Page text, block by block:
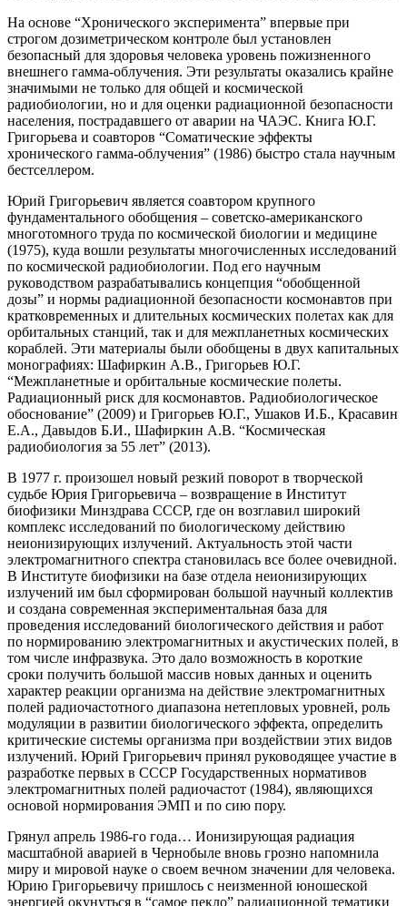
На основе “Хронического эксперимента” впервые при
строгом дозиметрическом контроле был установлен
безопасный для здоровья человека уровень пожизненного
внешнего гамма-облучения. Эти результаты оказались крайне
значимыми не только для общей и космической
радиобиологии, но и для оценки радиационной безопасности
населения, пострадавшего от аварии на ЧАЭС. Книга Ю.Г.
Григорьева и соавторов “Соматические эффекты
хронического гамма-облучения” (1986) быстро стала научным
бестселлером.
Юрий Григорьевич является соавтором крупного
фундаментального обобщения – советско-американского
многотомного труда по космической биологии и медицине
(1975), куда вошли результаты многочисленных исследований
по космической радиобиологии. Под его научным
руководством разрабатывались концепция “обобщенной
дозы” и нормы радиационной безопасности космонавтов при
кратковременных и длительных космических полетах как для
орбитальных станций, так и для межпланетных космических
кораблей. Эти материалы были обобщены в двух капитальных
монографиях: Шафиркин А.В., Григорьев Ю.Г.
“Межпланетные и орбитальные космические полеты.
Радиационный риск для космонавтов. Радиобиологическое
обоснование” (2009) и Григорьев Ю.Г., Ушаков И.Б., Красавин
Е.А., Давыдов Б.И., Шафиркин А.В. “Космическая
радиобиология за 55 лет” (2013).
В 1977 г. произошел новый резкий поворот в творческой
судьбе Юрия Григорьевича – возвращение в Институт
биофизики Минздрава СССР, где он возглавил широкий
комплекс исследований по биологическому действию
неионизирующих излучений. Актуальность этой части
электромагнитного спектра становилась все более очевидной.
В Институте биофизики на базе отдела неионизирующих
излучений им был сформирован большой научный коллектив
и создана современная экспериментальная база для
проведения исследований биологического действия и работ
по нормированию электромагнитных и акустических полей, в
том числе инфразвука. Это дало возможность в короткие
сроки получить большой массив новых данных и оценить
характер реакции организма на действие электромагнитных
полей радиочастотного диапазона нетепловых уровней, роль
модуляции в развитии биологического эффекта, определить
критические системы организма при воздействии этих видов
излучений. Юрий Григорьевич принял руководящее участие в
разработке первых в СССР Государственных нормативов
электромагнитных полей радиочастот (1984), являющихся
основой нормирования ЭМП и по сию пору.
Грянул апрель 1986-го года… Ионизирующая радиация
масштабной аварией в Чернобыле вновь грозно напомнила
миру и мировой науке о своем вечном значении для человека.
Юрию Григорьевичу пришлось с неизменной юношеской
энергией окунуться в “самое пекло” радиационной тематики